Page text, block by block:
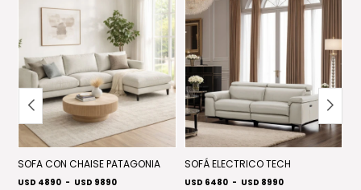
SOFA CON CHAISE PATAGONIA
USD 4890 - USD 9890
SOFÁ ELECTRICO TECH
USD 6480 - USD 8990